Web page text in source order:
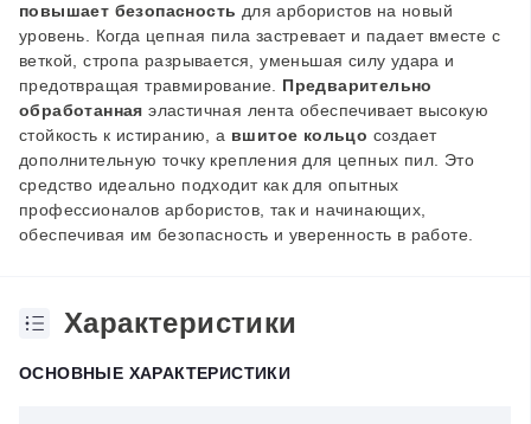
повышает безопасность для арбористов на новый
уровень. Когда цепная пила застревает и падает вместе с
веткой, стропа разрывается, уменьшая силу удара и
предотвращая травмирование. Предварительно
обработанная эластичная лента обеспечивает высокую
стойкость к истиранию, а вшитое кольцо создает
дополнительную точку крепления для цепных пил. Это
средство идеально подходит как для опытных
профессионалов арбористов, так и начинающих,
обеспечивая им безопасность и уверенность в работе.
Характеристики
ОСНОВНЫЕ ХАРАКТЕРИСТИКИ